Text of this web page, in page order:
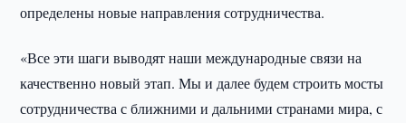
определены новые направления сотрудничества.
«Все эти шаги выводят наши международные связи на
качественно новый этап. Мы и далее будем строить мосты
сотрудничества с ближними и дальними странами мира, с